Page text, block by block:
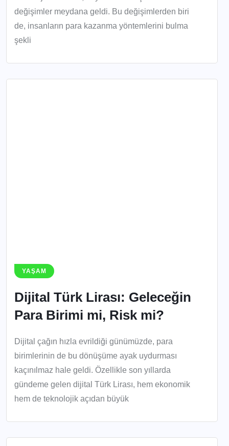
değişimler meydana geldi. Bu değişimlerden biri
de, insanların para kazanma yöntemlerini bulma
şekli
YAŞAM
Dijital Türk Lirası: Geleceğin
Para Birimi mi, Risk mi?
Dijital çağın hızla evrildiği günümüzde, para
birimlerinin de bu dönüşüme ayak uydurması
kaçınılmaz hale geldi. Özellikle son yıllarda
gündeme gelen dijital Türk Lirası, hem ekonomik
hem de teknolojik açıdan büyük